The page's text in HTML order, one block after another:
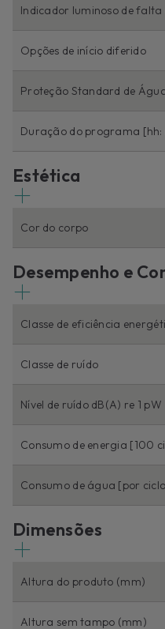
Indicador luminoso de
Opções de início diferido
Proteção Standard de
Duração do programa
Estética
Cor do corpo
Desempenho e
Classe de eficiência
Classe de ruído
Nível de ruído dB(A) re 1 pW
Consumo de energia [100
Consumo de água [por
Dimensões
Altura do produto (mm)
Altura sem tampo (mm)